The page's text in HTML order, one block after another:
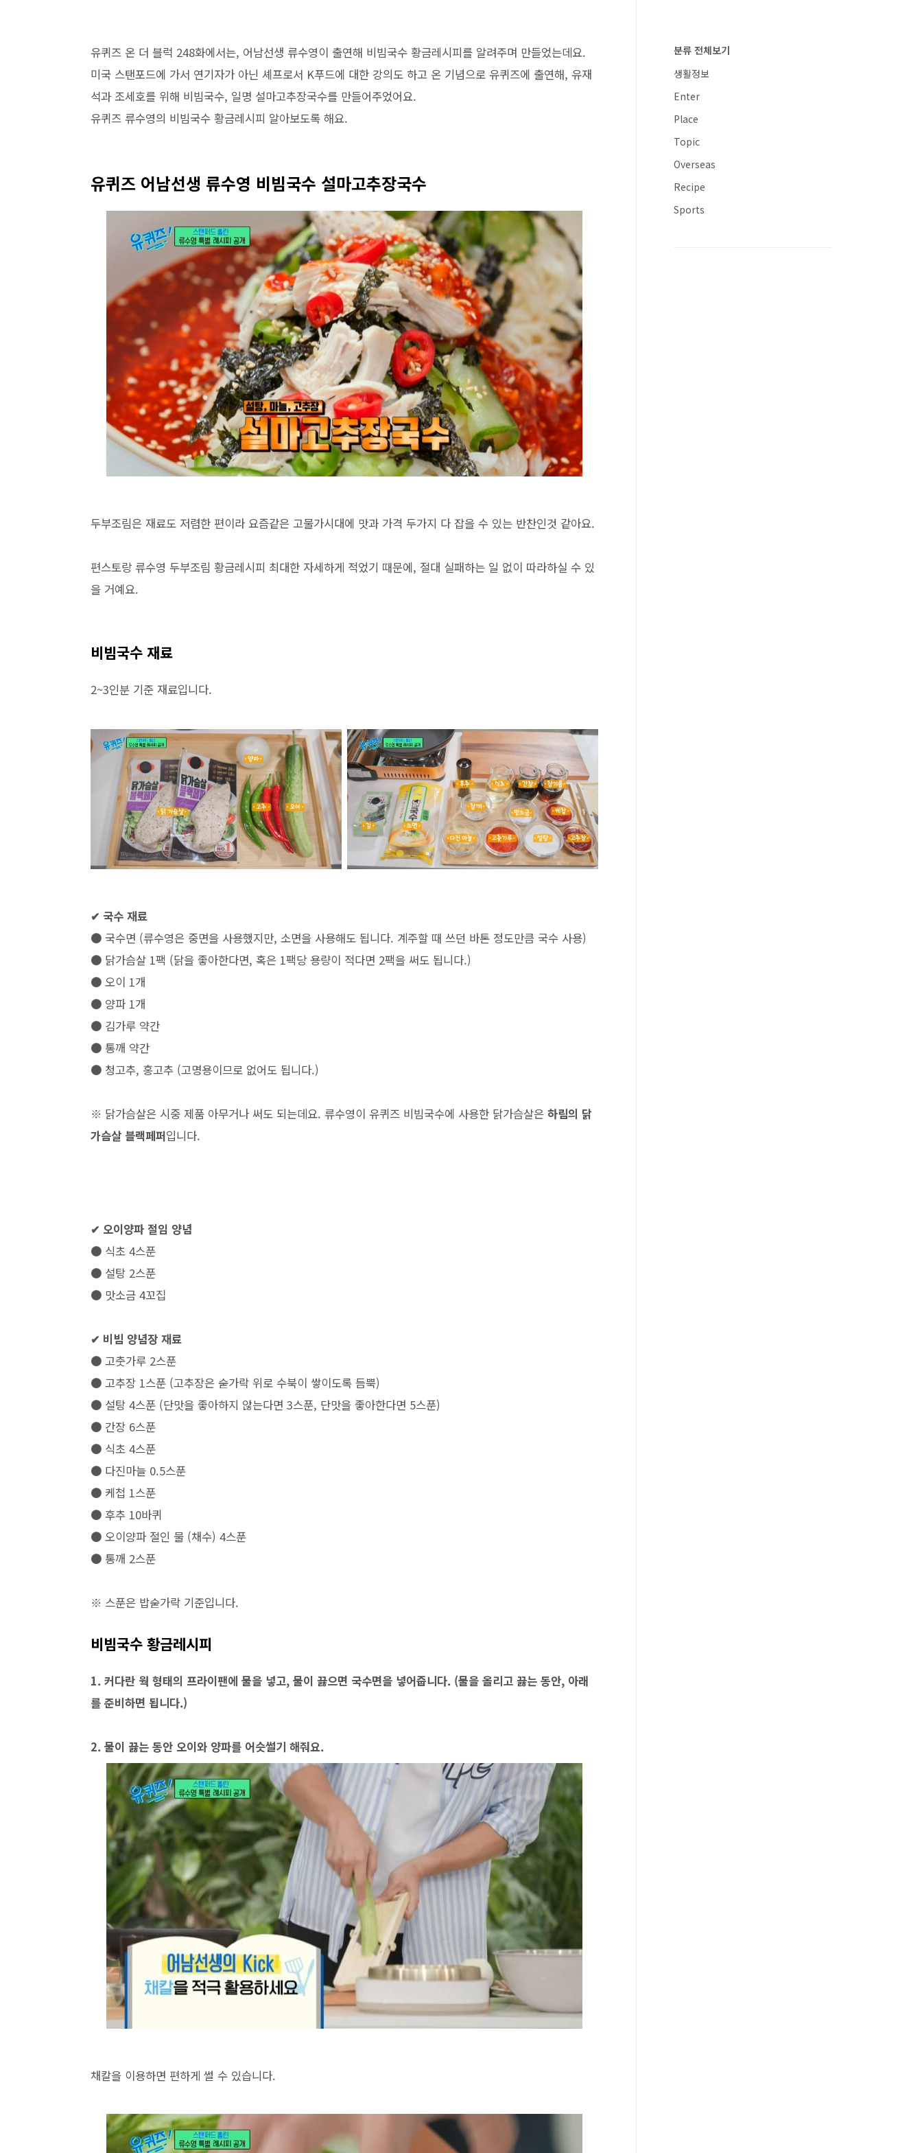
유퀴즈 온 더 블럭 248화에서는, 어남선생 류수영이 출연해 비빔국수 황금레시피를 알려주며 만들었는데요.
미국 스탠포드에 가서 연기자가 아닌 셰프로서 K푸드에 대한 강의도 하고 온 기념으로 유퀴즈에 출연해, 유재
석과 조세호를 위해 비빔국수, 일명 설마고추장국수를 만들어주었어요.
유퀴즈 류수영의 비빔국수 황금레시피 알아보도록 해요.
유퀴즈 어남선생 류수영 비빔국수 설마고추장국수
두부조림은 재료도 저렴한 편이라 요즘같은 고물가시대에 맛과 가격 두가지 다 잡을 수 있는 반찬인것 같아요.
편스토랑 류수영 두부조림 황금레시피 최대한 자세하게 적었기 때문에, 절대 실패하는 일 없이 따라하실 수 있
을 거예요.
비빔국수 재료
2~3인분 기준 재료입니다.
✔ 국수 재료
● 국수면 (류수영은 중면을 사용했지만, 소면을 사용해도 됩니다. 계주할 때 쓰던 바톤 정도만큼 국수 사용)
● 닭가슴살 1팩 (닭을 좋아한다면, 혹은 1팩당 용량이 적다면 2팩을 써도 됩니다.)
● 오이 1개
● 양파 1개
● 김가루 약간
● 통깨 약간
● 청고추, 홍고추 (고명용이므로 없어도 됩니다.)
※ 닭가슴살은 시중 제품 아무거나 써도 되는데요. 류수영이 유퀴즈 비빔국수에 사용한 닭가슴살은 하림의 닭
가슴살 블랙페퍼입니다.
✔ 오이양파 절임 양념
● 식초 4스푼
● 설탕 2스푼
● 맛소금 4꼬집
✔ 비빔 양념장 재료
● 고춧가루 2스푼
● 고추장 1스푼 (고추장은 숟가락 위로 수북이 쌓이도록 듬뿍)
● 설탕 4스푼 (단맛을 좋아하지 않는다면 3스푼, 단맛을 좋아한다면 5스푼)
● 간장 6스푼
● 식초 4스푼
● 다진마늘 0.5스푼
● 케첩 1스푼
● 후추 10바퀴
● 오이양파 절인 물 (채수) 4스푼
● 통깨 2스푼
※ 스푼은 밥숟가락 기준입니다.
비빔국수 황금레시피
1. 커다란 웍 형태의 프라이팬에 물을 넣고, 물이 끓으면 국수면을 넣어줍니다. (물을 올리고 끓는 동안, 아래
를 준비하면 됩니다.)
2. 물이 끓는 동안 오이와 양파를 어슷썰기 해줘요.
채칼을 이용하면 편하게 썰 수 있습니다.
분류 전체보기
생활정보
Enter
Place
Topic
Overseas
Recipe
Sports